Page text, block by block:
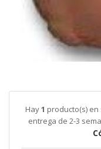
comienzo
galería
Hay1 producto(s)
entrega de 2-3